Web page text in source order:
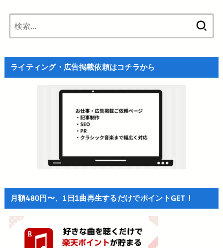
ライティング・広告掲載依頼はコチラから
月額480円〜、1日1曲再生するだけでポイントGET！